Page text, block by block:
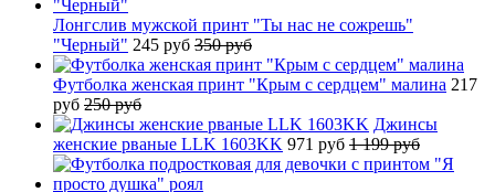
Лонгслив мужской принт "Ты нас не сожрешь"
"Черный" 245 руб 350 руб
Футболка женская принт "Крым с сердцем" малина 217
руб 250 руб
Джинсы
женские рваные LLK 1603KK 971 руб 1 199 руб